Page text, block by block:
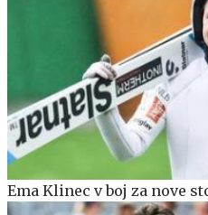
Ema Klinec v boj za nove